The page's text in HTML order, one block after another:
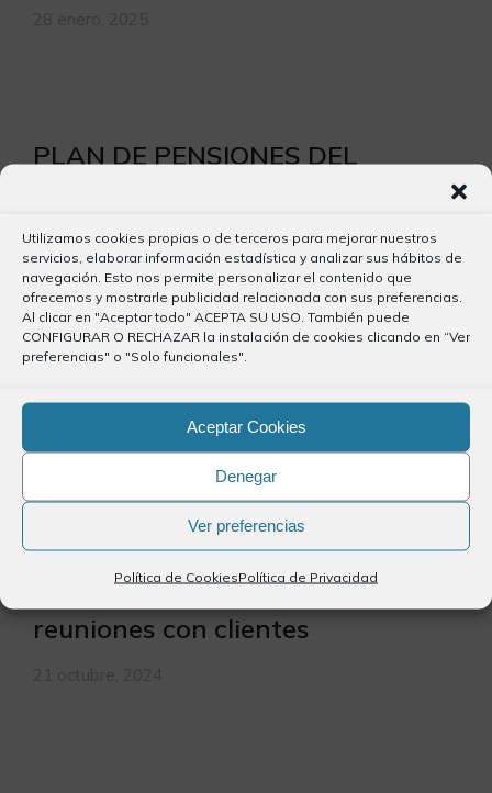
Utilizamos cookies propias o de terceros para mejorar nuestros
servicios, elaborar información estadística y analizar sus hábitos de
navegación. Esto nos permite personalizar el contenido que
ofrecemos y mostrarle publicidad relacionada con sus preferencias.
Al clicar en "Aceptar todo" ACEPTA SU USO. También puede
CONFIGURAR O RECHAZAR la instalación de cookies clicando en “Ver
preferencias" o "Solo funcionales".
Aceptar Cookies
Denegar
Ver preferencias
Política de CookiesPolítica de Privacidad
PLAN DE PENSIONES DEL
28 enero, 2025
Canario
23 diciembre, 2024
Despachos disponibles para tus
reuniones con clientes